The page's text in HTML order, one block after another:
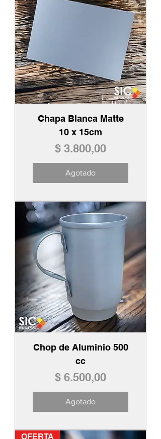
Chapa Blanca Matte
10 x 15cm
Precio
$ 3.800,00
Agotado
Chop de Aluminio 500
cc
Precio
$ 6.500,00
Agotado
OFERTA